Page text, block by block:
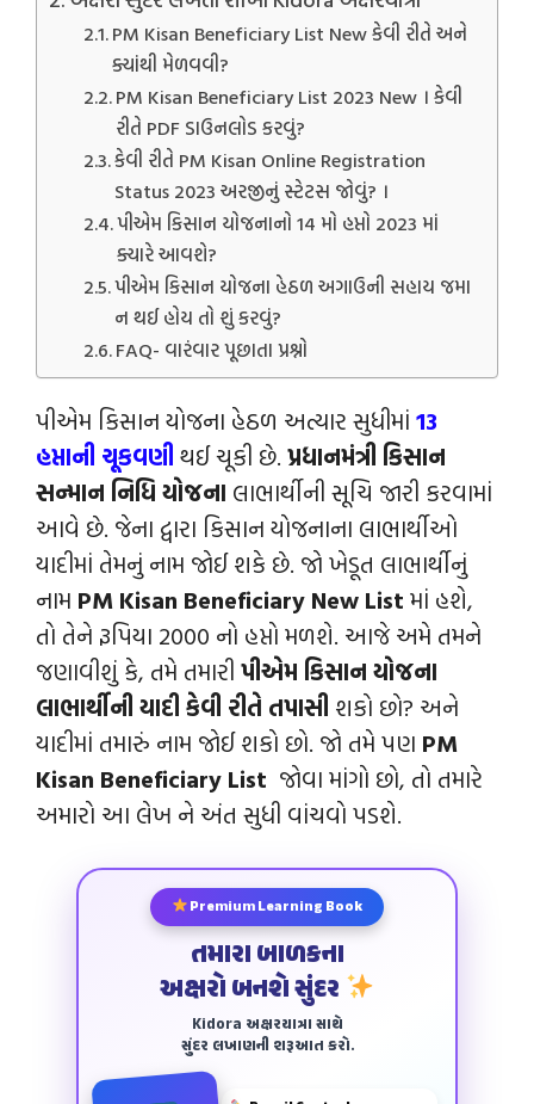
PM Kisan Beneficiary List New કેવી રીતે અને
ક્યાંથી મેળવવી?
PM Kisan Beneficiary List 2023 New । કેવી
રીતે PDF ડાઉનલોડ કરવું?
કેવી રીતે PM Kisan Online Registration
Status 2023 અરજીનું સ્ટેટસ જોવું? ।
પીએમ કિસાન યોજનાનો 14 મો હપ્તો 2023 માં
ક્યારે આવશે?
પીએમ કિસાન યોજના હેઠળ અગાઉની સહાય જમા
ન થઈ હોય તો શું કરવું?
FAQ- વારંવાર પૂછાતા પ્રશ્નો
પીએમ કિસાન યોજના હેઠળ અત્યાર સુધીમાં 13
હપ્તાની ચૂકવણી થઈ ચૂકી છે. પ્રધાનમંત્રી કિસાન
સન્માન નિધિ યોજના લાભાર્થીની સૂચિ જારી કરવામાં
આવે છે. જેના દ્વારા કિસાન યોજનાના લાભાર્થીઓ
યાદીમાં તેમનું નામ જોઈ શકે છે. જો ખેડૂત લાભાર્થીનું
નામ PM Kisan Beneficiary New List માં હશે,
તો તેને રૂપિયા 2000 નો હપ્તો મળશે. આજે અમે તમને
જણાવીશું કે, તમે તમારી પીએમ કિસાન યોજના
લાભાર્થીની યાદી કેવી રીતે તપાસી શકો છો? અને
યાદીમાં તમારું નામ જોઈ શકો છો. જો તમે પણ PM
Kisan Beneficiary List જોવા માંગો છો, તો તમારે
અમારો આ લેખ ને અંત સુધી વાંચવો પડશે.
Premium Learning Book
તમારા બાળકના
અક્ષરો બનશે સુંદર
Kidora અક્ષરયાત્રા સાથે
સુંદર લખાણની શરૂઆત કરો.